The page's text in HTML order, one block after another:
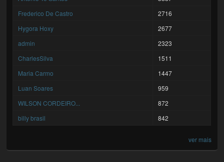
Frederico De Castro
2716
Hygora Hoxy
2677
admin
2323
CharlesSilva
1511
Maria Carmo
1447
Luan Soares
959
WILSON CORDEIRO...
872
billy brasil
842
ver mais